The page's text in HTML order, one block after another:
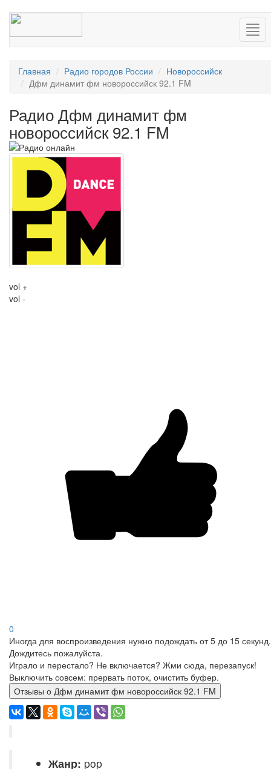
Главная Радио городов России
Новороссийск
Дфм динамит фм новороссийск 92.1 FM
Радио Дфм динамит фм
новороссийск 92.1 FM
vol +
vol -
0
Иногда для воспроизведения нужно подождать от 5 до 15 секунд.
Дождитесь пожалуйста.
Играло и перестало? Не включается? Жми сюда, перезапуск!
Выключить совсем: прервать поток, очистить буфер.
Отзывы о Дфм динамит фм новороссийск 92.1 FM
Жанр: pop